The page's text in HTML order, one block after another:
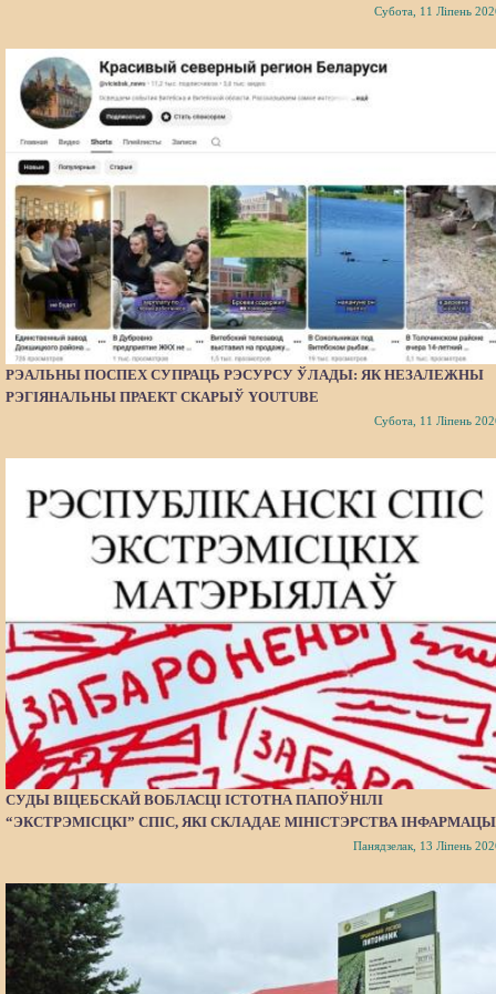
Субота, 11 Ліпень
РЭАЛЬНЫ ПОСПЕХ СУПРАЦЬ РЭСУРСУ ЎЛАДЫ: ЯК НЕЗАЛЕЖНЫ
РЭГІЯНАЛЬНЫ ПРАЕКТ СКАРЫЎ YOUTUBE
Субота, 11 Ліпень
СУДЫ ВІЦЕБСКАЙ ВОБЛАСЦІ ІСТОТНА ПАПОЎНІЛІ
“ЭКСТРЭМІСЦКІ” СПІС, ЯКІ СКЛАДАЕ МІНІСТЭРСТВА
Панядзелак, 13 Ліпень